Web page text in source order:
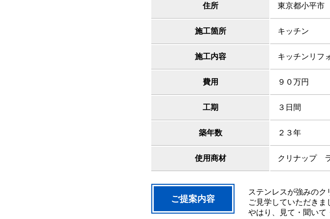
住所 東京都小平市
施工箇所 キッチン
施工内容 キッチンリフ
費用 ９０万円
工期 ３日間
築年数 ２３年
使用商材 クリナップ
ご提案内容
ステンレスが強みのク
ご見学していただきま
やはり、見て・聞いて